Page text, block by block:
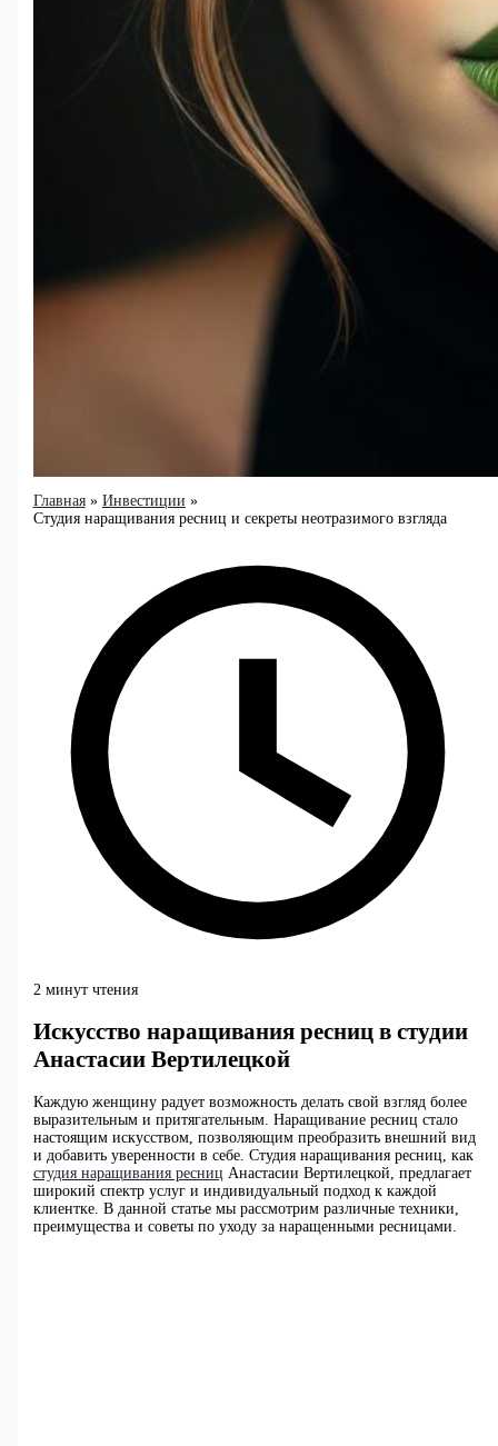
Главная
Инвестиции
Студия наращивания ресниц и секреты неотразимого взгляда
2 минут чтения
Искусство наращивания ресниц в студии
Анастасии Вертилецкой
Каждую женщину радует возможность делать свой взгляд более
выразительным и притягательным. Наращивание ресниц стало
настоящим искусством, позволяющим преобразить внешний вид
и добавить уверенности в себе. Студия наращивания ресниц, как
студия наращивания ресниц Анастасии Вертилецкой, предлагает
широкий спектр услуг и индивидуальный подход к каждой
клиентке. В данной статье мы рассмотрим различные техники,
преимущества и советы по уходу за наращенными ресницами.